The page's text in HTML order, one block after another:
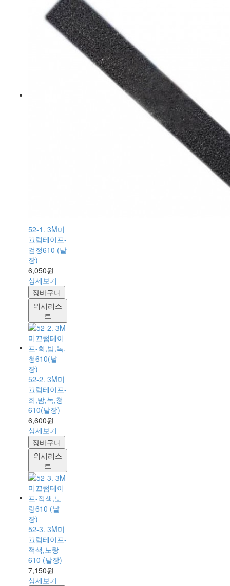
52-1. 3M미
끄럼테이프-
검정610 (낱
장)
6,050원
상세보기
장바구니
위시리스
트
52-2. 3M미
끄럼테이프-
회,밤,녹,청
610(낱장)
6,600원
상세보기
장바구니
위시리스
트
52-3. 3M미
끄럼테이프-
적색,노랑
610 (낱장)
7,150원
상세보기